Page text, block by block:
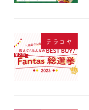
テラコヤ